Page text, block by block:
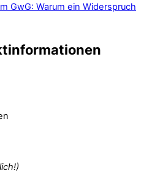
GwG: Warum ein Widerspruch